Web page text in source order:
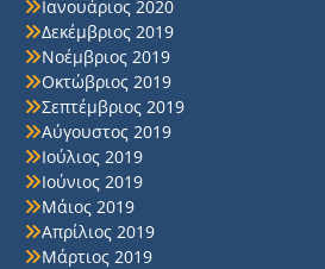
Ιανουάριος 2020
Δεκέμβριος 2019
Νοέμβριος 2019
Οκτώβριος 2019
Σεπτέμβριος 2019
Αύγουστος 2019
Ιούλιος 2019
Ιούνιος 2019
Μάιος 2019
Απρίλιος 2019
Μάρτιος 2019